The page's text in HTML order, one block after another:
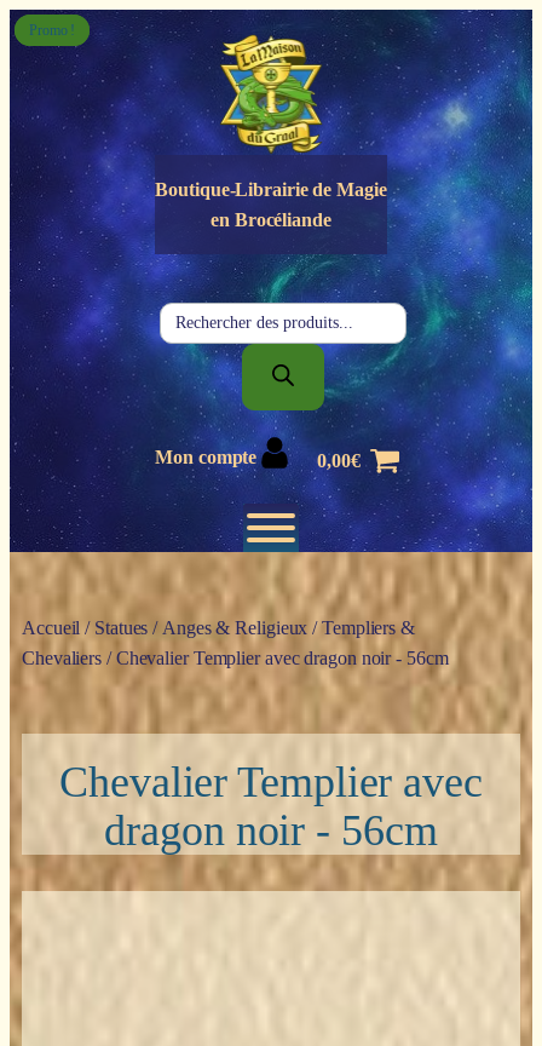
Panneau de gestion des cookies
Boutique-Librairie deMagie
en Brocéliande
Recherche
de
produits
Mon compte 0,00€
Accueil / Statues / Anges & Religieux /Templiers &
Chevaliers / Chevalier Templier avec dragon noir - 56cm
Chevalier Templier avec
dragon noir - 56cm
Promo !
Promo !